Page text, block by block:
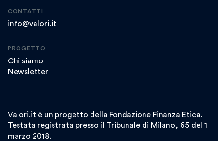
CONTATTI
info@valori.it
PROGETTO
Chi siamo
Newsletter
Valori.it è un progetto della Fondazione Finanza Etica.
Testata registrata presso il Tribunale di Milano, 65 del 1
marzo 2018.